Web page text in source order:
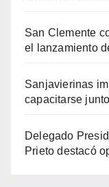
San Clemente
el lanzamiento
Sanjavierinas
capacitarse
Delegado
Prieto destacó